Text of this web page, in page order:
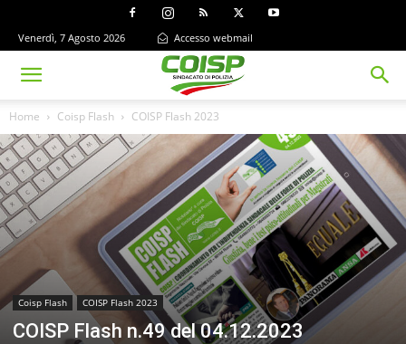
Venerdì, 7 Agosto 2026 Accesso webmail
Home Coisp Flash COISP Flash 2023
Coisp Flash COISP Flash 2023
COISP Flash n.49 del 04.12.2023